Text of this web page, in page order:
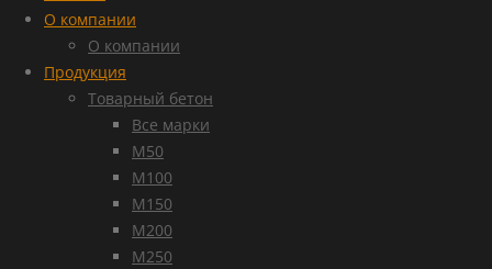
О компании
О компании
Продукция
Товарный бетон
Все марки
М50
М100
М150
М200
М250